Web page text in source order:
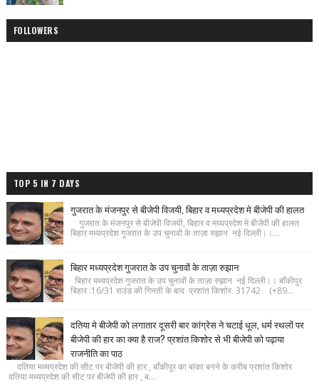
FOLLOWERS
TOP 5 IN 7 DAYS
गुजरात के मंजनपुर से बीजेपी विजयी, बिहार व मध्यप्रदेश मे बीजेपी की हालत
गुजरात के मंजनपुर से बीजेपी विजयी, बिहार व मध्यप्रदेश मे बीजेपी की हालत
बिहार मध्यप्रदेश गुजरात के उप चुनावों के ताज़ा रुझान नई दिल्ली।।...
बिहार मध्यप्रदेश गुजरात के उप चुनावों के ताज़ा रुझान
बिहार मध्यप्रदेश गुजरात के उप चुनावों के ताज़ा रुझान नई दिल्ली।। बाँकीपुर
बिहार :16/31 राउंड की गिनती के बाद प्रशांत किशोर 31742 (+89...
दतिया मे बीजेपी को लगातार दूसरी बार कांग्रेस ने चटाई धूल, धर्म स्थलों पर
बीजेपी की हार का क्या है राज? प्रशांत किशोर से भी बीजेपी को पढ़ाया
राजनीति का पाठ
दतिया मध्यप्रदेश की सीट पर बीजेपी की हार , बाँकीपुर का बांका बनने के करीब प्रशांत किशोर
दतिया मध्यप्रदेश की सीट पर बीजेपी की हार , ब...